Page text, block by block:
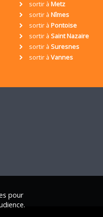
sortir à Metz
sortir à Nîmes
sortir à Pontoise
sortir à Saint Nazaire
sortir à Suresnes
sortir à Vannes
pour